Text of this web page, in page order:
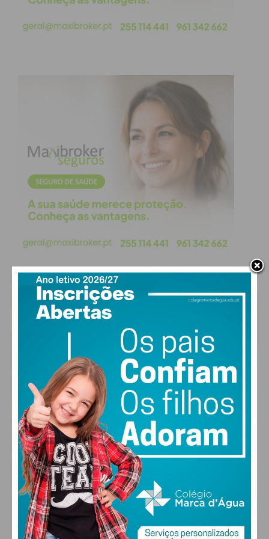
Eu li e concordo com ostermos e
condições
PAÇOS DE FERREIRA
°
58% humidade
vento: 4m/s O
MAX 27 • MIN 27
27°
SÁB
26
DOM
29°
SEG
30 °
TER
ALTERAR